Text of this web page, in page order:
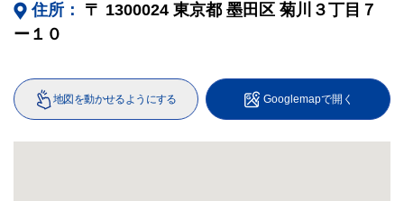
住所： 〒 1300024 東京都 墨田区 菊川３丁目７
ー１０
地図を動かせるようにする Googlemapで開く